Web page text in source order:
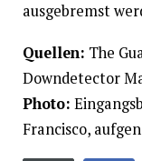
ausgebremst
Quellen: The
Downdetector
Photo:
Francisco,